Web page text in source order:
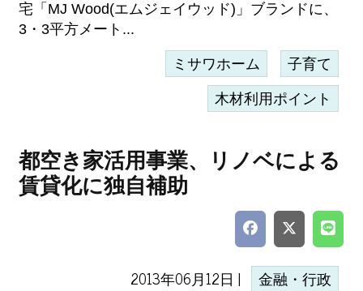
宅「MJ Wood(エムジェイウッド)」ブランドに、
3・3平方メート...
ミサワホーム 子育て
木材利用ポイント
都空き家活用事業、リノベによる
賃貸化に独自補助
2013年06月12日 | 金融・行政